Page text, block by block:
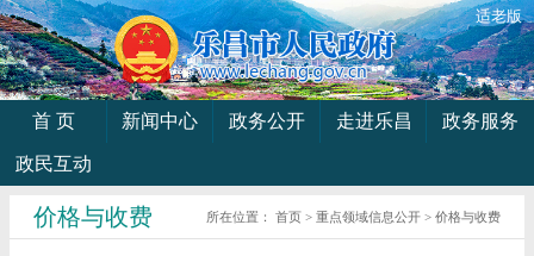
适老版
首 页 新闻中心 政务公开 走进乐昌
政务服务
政民互动
价格与收费 所在位置：首页 >重点领域信息公开 >价格与收费